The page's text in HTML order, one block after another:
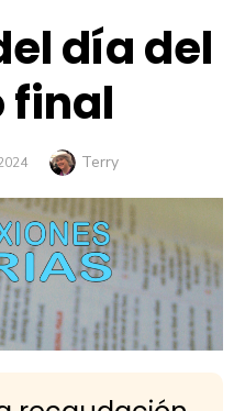
día del
final
Author
Terry